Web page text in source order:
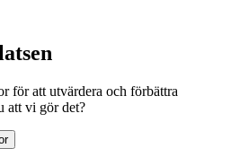
för att utvärdera och förbättra
att vi gör det?